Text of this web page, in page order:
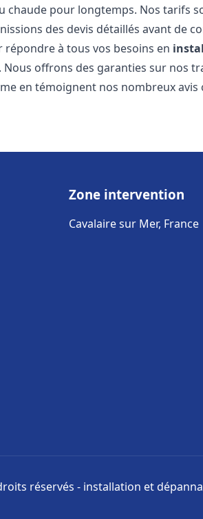
chaude pour longtemps. Nos tarifs
des devis détaillés avant de
répondre à tous vos besoins en
. Nous offrons des garanties sur nos
en témoignent nos nombreux
Zone intervention
Cavalaire sur Mer, France
réservés - installation et